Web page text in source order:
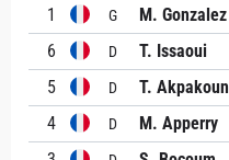
1 G
M. Gonzalez
6
D
T. Issaoui
5
D
T. Akpakoun
4
D
M. Apperry